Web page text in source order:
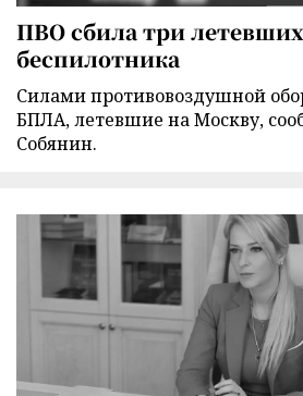
ПВО сбила три
беспилотника
Силами противовоздушной
БПЛА, летевшие на Москву,
Собянин.